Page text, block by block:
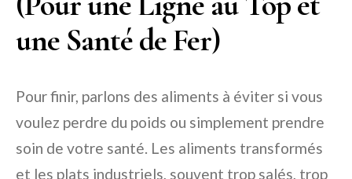
une Santé de Fer)
Pour finir, parlons des aliments à éviter si vous
voulez perdre du poids ou simplement prendre
soin de votre santé. Les aliments transformés
et les plats industriels, souvent trop salés, trop